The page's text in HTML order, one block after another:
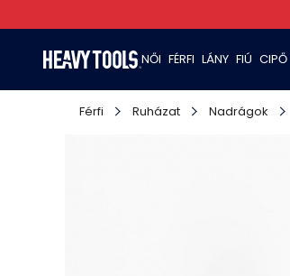
NŐI FÉRFI LÁNY FIÚ CIPŐ
Férfi Ruházat Nadrágok